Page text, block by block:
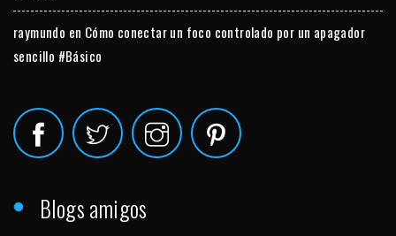
raymundo en Cómo conectar un foco controlado por un apagador
sencillo #Básico
Blogs amigos